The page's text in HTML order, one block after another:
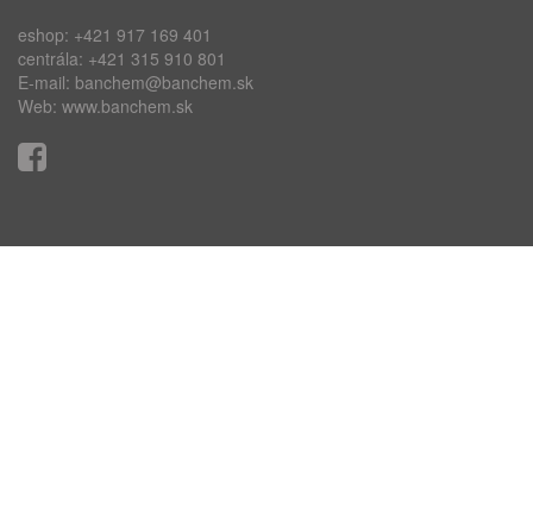
eshop: +421 917 169 401
centrála: +421 315 910 801
E-mail: banchem@banchem.sk
Web: www.banchem.sk